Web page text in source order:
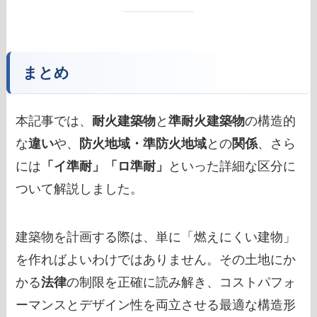
まとめ
本記事では、 耐火建築物と準耐火建築物の構造的
な違いや、 防火地域・準防火地域との関係、さら
には 「イ準耐」「ロ準耐」
といった詳細な区分に
ついて解説しました。
建築物を計画する際は、単に「燃えにくい建物」
を作ればよいわけではありません。その土地にか
かる法律の制限を正確に読み解き、コストパフォ
ーマンスとデザイン性を両立させる最適な構造形